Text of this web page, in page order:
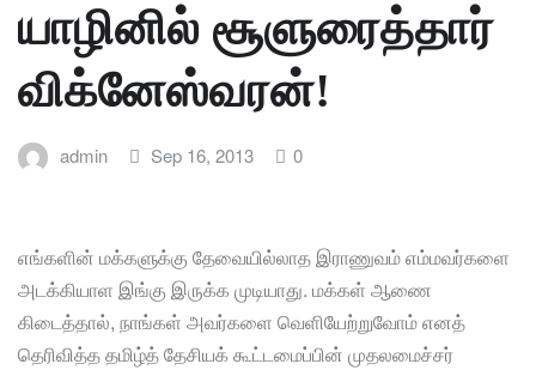
யாழினில் சூளுரைத்தார்
விக்னேஸ்வரன்!
admin Sep 16, 2013 0
எங்களின் மக்களுக்கு தேவையில்லாத இராணுவம் எம்மவர்களை
அடக்கியாள இங்கு இருக்க முடியாது. மக்கள் ஆணை
கிடைத்தால், நாங்கள் அவர்களை வெளியேற்றுவோம் எனத்
தெரிவித்த தமிழ்த் தேசியக் கூட்டமைப்பின் முதலமைச்சர்